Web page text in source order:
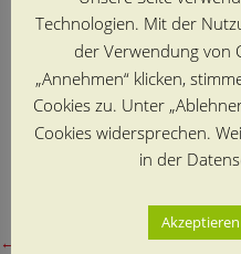
← vorheriger Beitrag
Technologien. Mit der
der Verwendung von
„Annehmen“ klicken,
Cookies zu. Unter
Cookies widersprechen.
in der
Akzeptieren